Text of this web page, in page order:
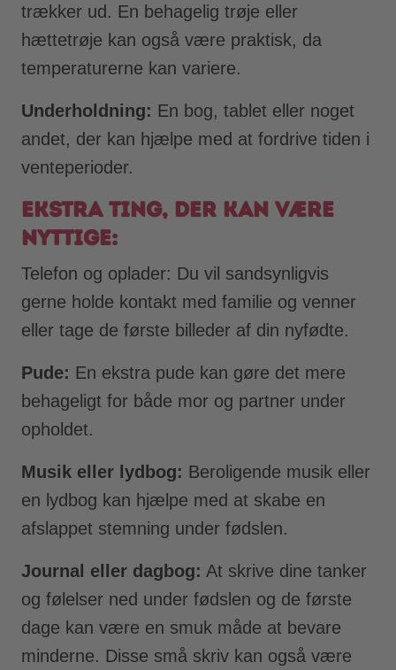
trækker ud. En behagelig trøje eller
hættetrøje kan også være praktisk, da
temperaturerne kan variere.
Underholdning: En bog, tablet eller noget
andet, der kan hjælpe med at fordrive tiden i
venteperioder.
Ekstra ting, der kan være
nyttige:
Telefon og oplader: Du vil sandsynligvis
gerne holde kontakt med familie og venner
eller tage de første billeder af din nyfødte.
Pude: En ekstra pude kan gøre det mere
behageligt for både mor og partner under
opholdet.
Musik eller lydbog: Beroligende musik eller
en lydbog kan hjælpe med at skabe en
afslappet stemning under fødslen.
Journal eller dagbog: At skrive dine tanker
og følelser ned under fødslen og de første
dage kan være en smuk måde at bevare
minderne. Disse små skriv kan også være